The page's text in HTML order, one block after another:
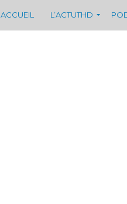
ACCUEIL L’ACTUTHD